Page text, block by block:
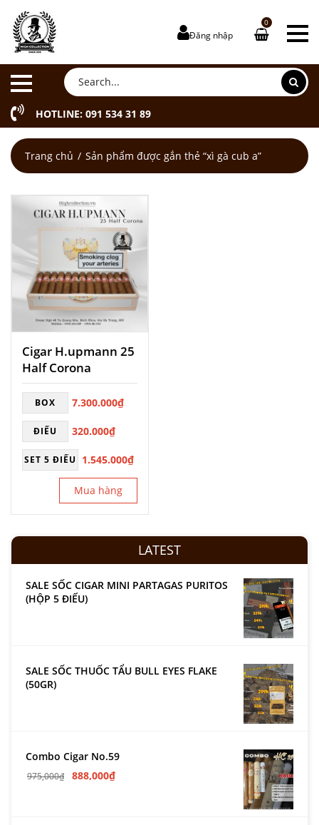
Đăng nhập
0
HOTLINE: 091 534 31 89
Trang chủ Sản phẩm được gắn thẻ “xì gà cub a”
Cigar H.upmann 25
Half Corona
BOX 7.300.000₫
ĐIẾU 320.000₫
SET 5 ĐIẾU 1.545.000₫
Mua hàng
LATEST
SALE SỐC CIGAR MINI PARTAGAS PURITOS
(HỘP 5 ĐIẾU)
SALE SỐC THUỐC TẨU BULL EYES FLAKE
(50GR)
Combo Cigar No.59
975,000₫ 888,000₫